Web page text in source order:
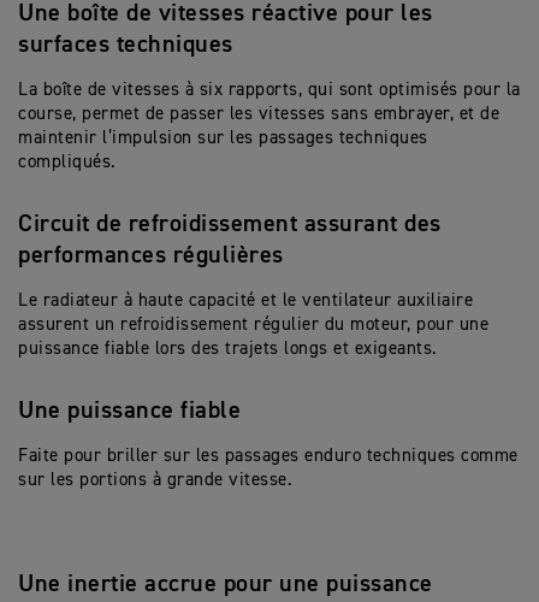
Une boîte de vitesses réactive pour les
surfaces techniques
La boîte de vitesses à six rapports, qui sont optimisés pour la
course, permet de passer les vitesses sans embrayer, et de
maintenir l’impulsion sur les passages techniques
compliqués.
Circuit de refroidissement assurant des
performances régulières
Le radiateur à haute capacité et le ventilateur auxiliaire
assurent un refroidissement régulier du moteur, pour une
puissance fiable lors des trajets longs et exigeants.
Une puissance fiable
Faite pour briller sur les passages enduro techniques comme
sur les portions à grande vitesse.
Une inertie accrue pour une puissance